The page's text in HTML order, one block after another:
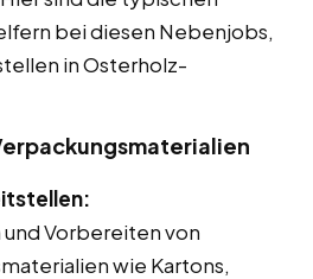
bei diesen Nebenjobs,
in Osterholz-
Vorbereiten von
wie Kartons,